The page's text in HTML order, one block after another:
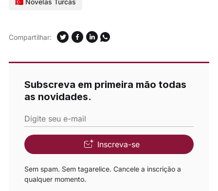
🇹🇷 Novelas Turcas
Compartilhar:
Subscreva em primeira mão todas
as novidades.
Digite seu e-mail
Inscreva-se
Sem spam. Sem tagarelice. Cancele a inscrição a
qualquer momento.